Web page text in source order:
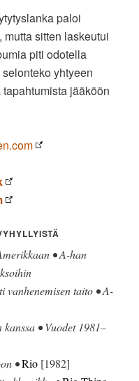
paloi
sitten laskeutui
piti odotella
yhtyeen
jääköön
• A-han
vanhenemisen taito • A-
• Vuodet 1981–
•Rio [1982]